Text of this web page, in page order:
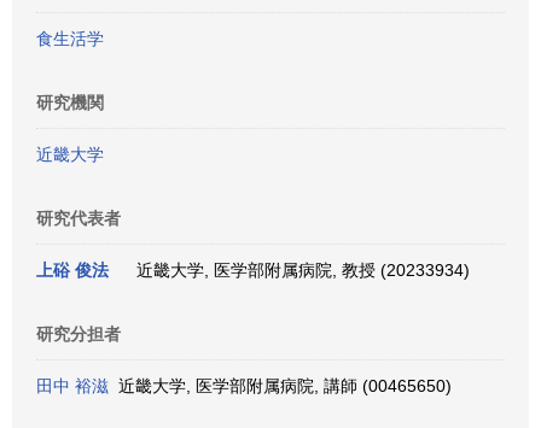
食生活学
研究機関
近畿大学
研究代表者
上硲 俊法 近畿大学, 医学部附属病院, 教授 (20233934)
研究分担者
田中 裕滋 近畿大学, 医学部附属病院, 講師 (00465650)